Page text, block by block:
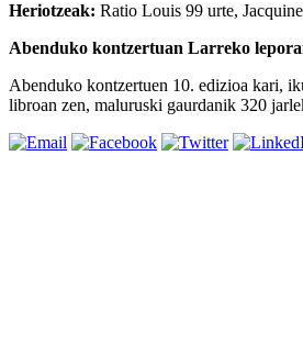
Heriotzeak: Ratio Louis 99 urte,
Abenduko kontzertuan Larreko
Abenduko kontzertuen 10. edizioa kari,
libroan zen, maluruski gaurdanik 320